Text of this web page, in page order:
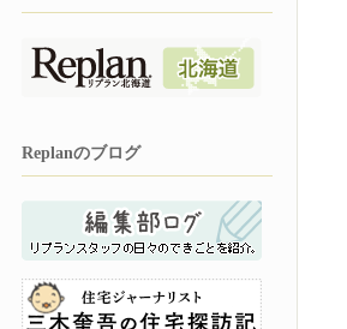
Replanのブログ